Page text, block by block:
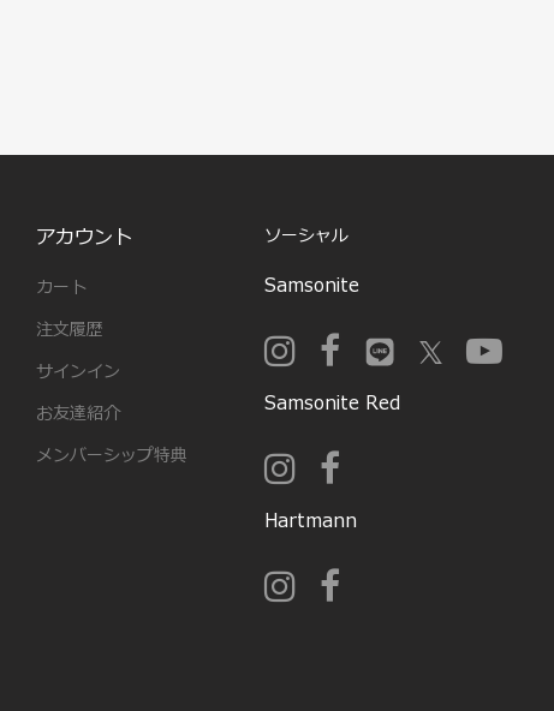
アカウント
カート
注文履歴
サインイン
お友達紹介
メンバーシップ特典
ソーシャル
Samsonite
Samsonite Red
Hartmann